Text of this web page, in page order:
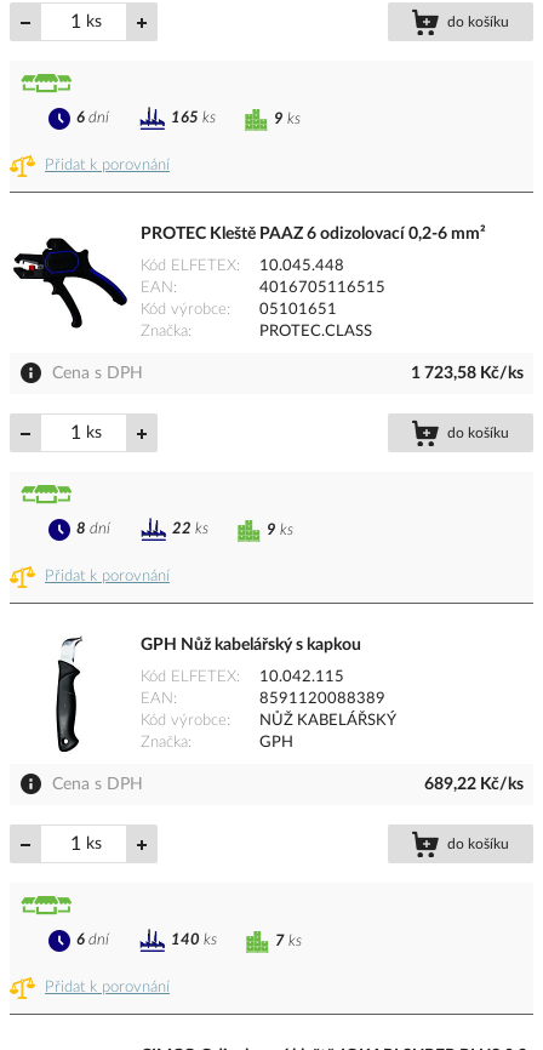
ks do košíku
Přidat k porovnání
9 ks
6 dní 165 ks
PROTEC Kleště PAAZ 6 odizolovací 0,2-6 mm²
Kód ELFETEX
10.045.448
EAN
4016705116515
Kód výrobce
05101651
Značka
PROTEC.CLASS
Cena s DPH 1 723,58 Kč/ks
ks do košíku
Přidat k porovnání
9 ks
8 dní 22 ks
GPH Nůž kabelářský s kapkou
Kód ELFETEX
10.042.115
EAN
8591120088389
Kód výrobce
NŮŽ KABELÁŘSKÝ
Značka
GPH
Cena s DPH 689,22 Kč/ks
ks do košíku
Přidat k porovnání
7 ks
6 dní 140 ks